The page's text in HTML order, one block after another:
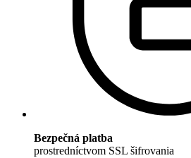
Bezpečná platba
prostredníctvom SSL šifrovania